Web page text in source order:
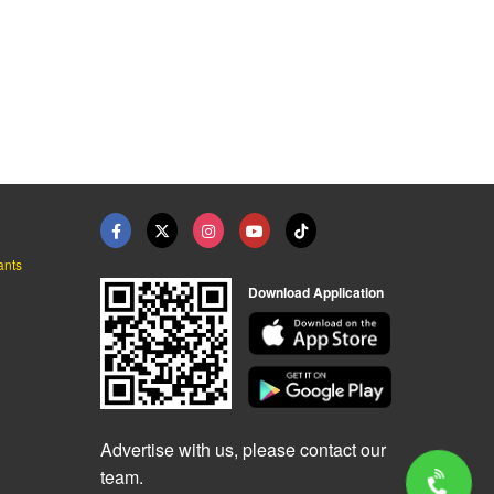
Download Application
Advertise with us, please contact our
team.